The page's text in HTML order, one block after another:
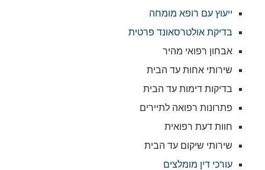
ייעוץ עם רופא מומחה
בדיקת אולטרסאונד פרטית
אבחון רפואי מהיר
שירותי אחות עד הבית
בדיקות דימות עד הבית
פתרונות רפואה לתיירים
חוות דעת רפואית
שירותי שיקום עד הבית
עורכי דין מומלצים